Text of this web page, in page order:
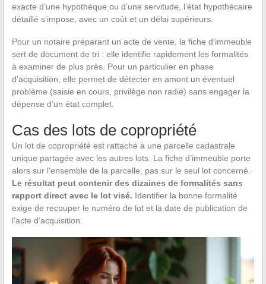
exacte d’une hypothèque ou d’une servitude, l’état hypothécaire
détaillé s’impose, avec un coût et un délai supérieurs.
Pour un notaire préparant un acte de vente, la fiche d’immeuble
sert de document de tri : elle identifie rapidement les formalités
à examiner de plus près. Pour un particulier en phase
d’acquisition, elle permet de détecter en amont un éventuel
problème (saisie en cours, privilège non radié) sans engager la
dépense d’un état complet.
Cas des lots de copropriété
Un lot de copropriété est rattaché à une parcelle cadastrale
unique partagée avec les autres lots. La fiche d’immeuble porte
alors sur l’ensemble de la parcelle, pas sur le seul lot concerné.
Le résultat peut contenir des dizaines de formalités sans
rapport direct avec le lot visé. Identifier la bonne formalité
exige de recouper le numéro de lot et la date de publication de
l’acte d’acquisition.